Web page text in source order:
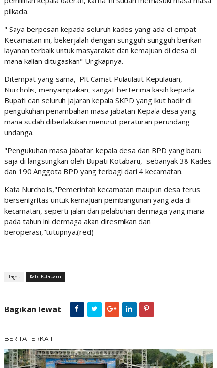
pilkada.
" Saya berpesan kepada seluruh kades yang ada di empat
Kecamatan ini, bekerjalah dengan sungguh sungguh berikan
layanan terbaik untuk masyarakat dan kemajuan di desa di
mana kalian ditugaskan" Ungkapnya.
Ditempat yang sama, Plt Camat Pulaulaut Kepulauan,
Nurcholis, menyampaikan, sangat berterima kasih kepada
Bupati dan seluruh jajaran kepala SKPD yang ikut hadir di
pengukuhan penambahan masa jabatan Kepala desa yang
mana sudah diberlakukan menurut peraturan perundang-
undanga.
"Pengukuhan masa jabatan kepala desa dan BPD yang baru
saja di langsungkan oleh Bupati Kotabaru, sebanyak 38 Kades
dan 190 Anggota BPD yang terbagi dari 4 kecamatan.
Kata Nurcholis,"Pemerintah kecamatan maupun desa terus
bersenigritas untuk kemajuan pembangunan yang ada di
kecamatan, seperti jalan dan pelabuhan dermaga yang mana
pada tahun ini dermaga akan diresmikan dan
beroperasi,"tutupnya.(red)
Tags : Kab. Kotabaru
Bagikan lewat
BERITA TERKAIT